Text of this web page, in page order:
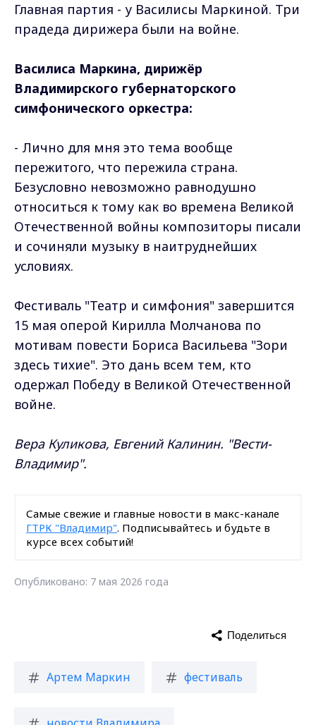
Главная партия - у Василисы Маркиной. Три
прадеда дирижера были на войне.
Василиса Маркина, дирижёр
Владимирского губернаторского
симфонического оркестра:
- Лично для мня это тема вообще
пережитого, что пережила страна.
Безусловно невозможно равнодушно
относиться к тому как во времена Великой
Отечественной войны композиторы писали
и сочиняли музыку в наитруднейших
условиях.
Фестиваль "Театр и симфония" завершится
15 мая оперой Кирилла Молчанова по
мотивам повести Бориса Васильева "Зори
здесь тихие". Это дань всем тем, кто
одержал Победу в Великой Отечественной
войне.
Вера Куликова, Евгений Калинин. "Вести-
Владимир".
Самые свежие и главные новости в макс-канале
ГТРК "Владимир". Подписывайтесь и будьте в
курсе всех событий!
Опубликовано: 7 мая 2026 года
Артем Маркин фестиваль
Поделиться